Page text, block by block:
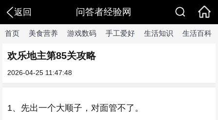
返回 问答者经验网
首页 美食营养 游戏数码 手工爱好 生活知识 生活百科
欢乐地主第85关攻略
2026-04-25 11:47:48
1、先出一个大顺子，对面管不了。